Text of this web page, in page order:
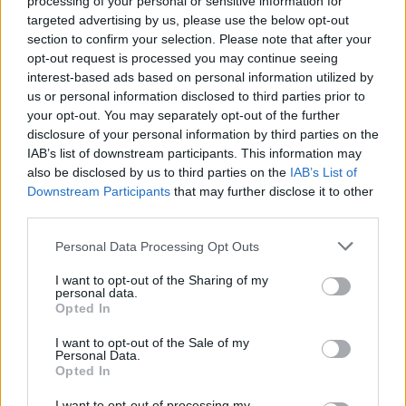
targeted advertising by us, please use the below opt-out
section to confirm your selection. Please note that after your
opt-out request is processed you may continue seeing
interest-based ads based on personal information utilized by
us or personal information disclosed to third parties prior to
your opt-out. You may separately opt-out of the further
disclosure of your personal information by third parties on the
IAB’s list of downstream participants. This information may
also be disclosed by us to third parties on the IAB’s List of
Downstream Participants that may further disclose it to other
Personal Data Processing Opt Outs
I want to opt-out of the Sharing of my
personal data.
Opted In
I want to opt-out of the Sale of my
Personal Data.
Opted In
ΧΩΡΙΑ
Η Αντισσα έγινε μια μεγάλη
χορευτική αγκαλιά
Ο «Τέρπανδρος» Άντισσας και το
Χορευτικό Τμήμα του
Χριστιανικού Κέντρου Νεότητος
αντάμωσαν σε μια ξεχωριστή
γιορτή
ΧΩΡΙΑ
παρουσιάζουν τον δικό τους
πολύχρωμο κόσμο
Η Έκθεση Παιδικής Ζωγραφικής
του Αναγνωστηρίου «Η
Ανάπτυξη» ανοίγει τις πόρτες της
από τις 10 έως τις 16 Αυγούστου με
ελεύθερη είσοδο
Το Ίππειος μοσχοβολά σύκο από